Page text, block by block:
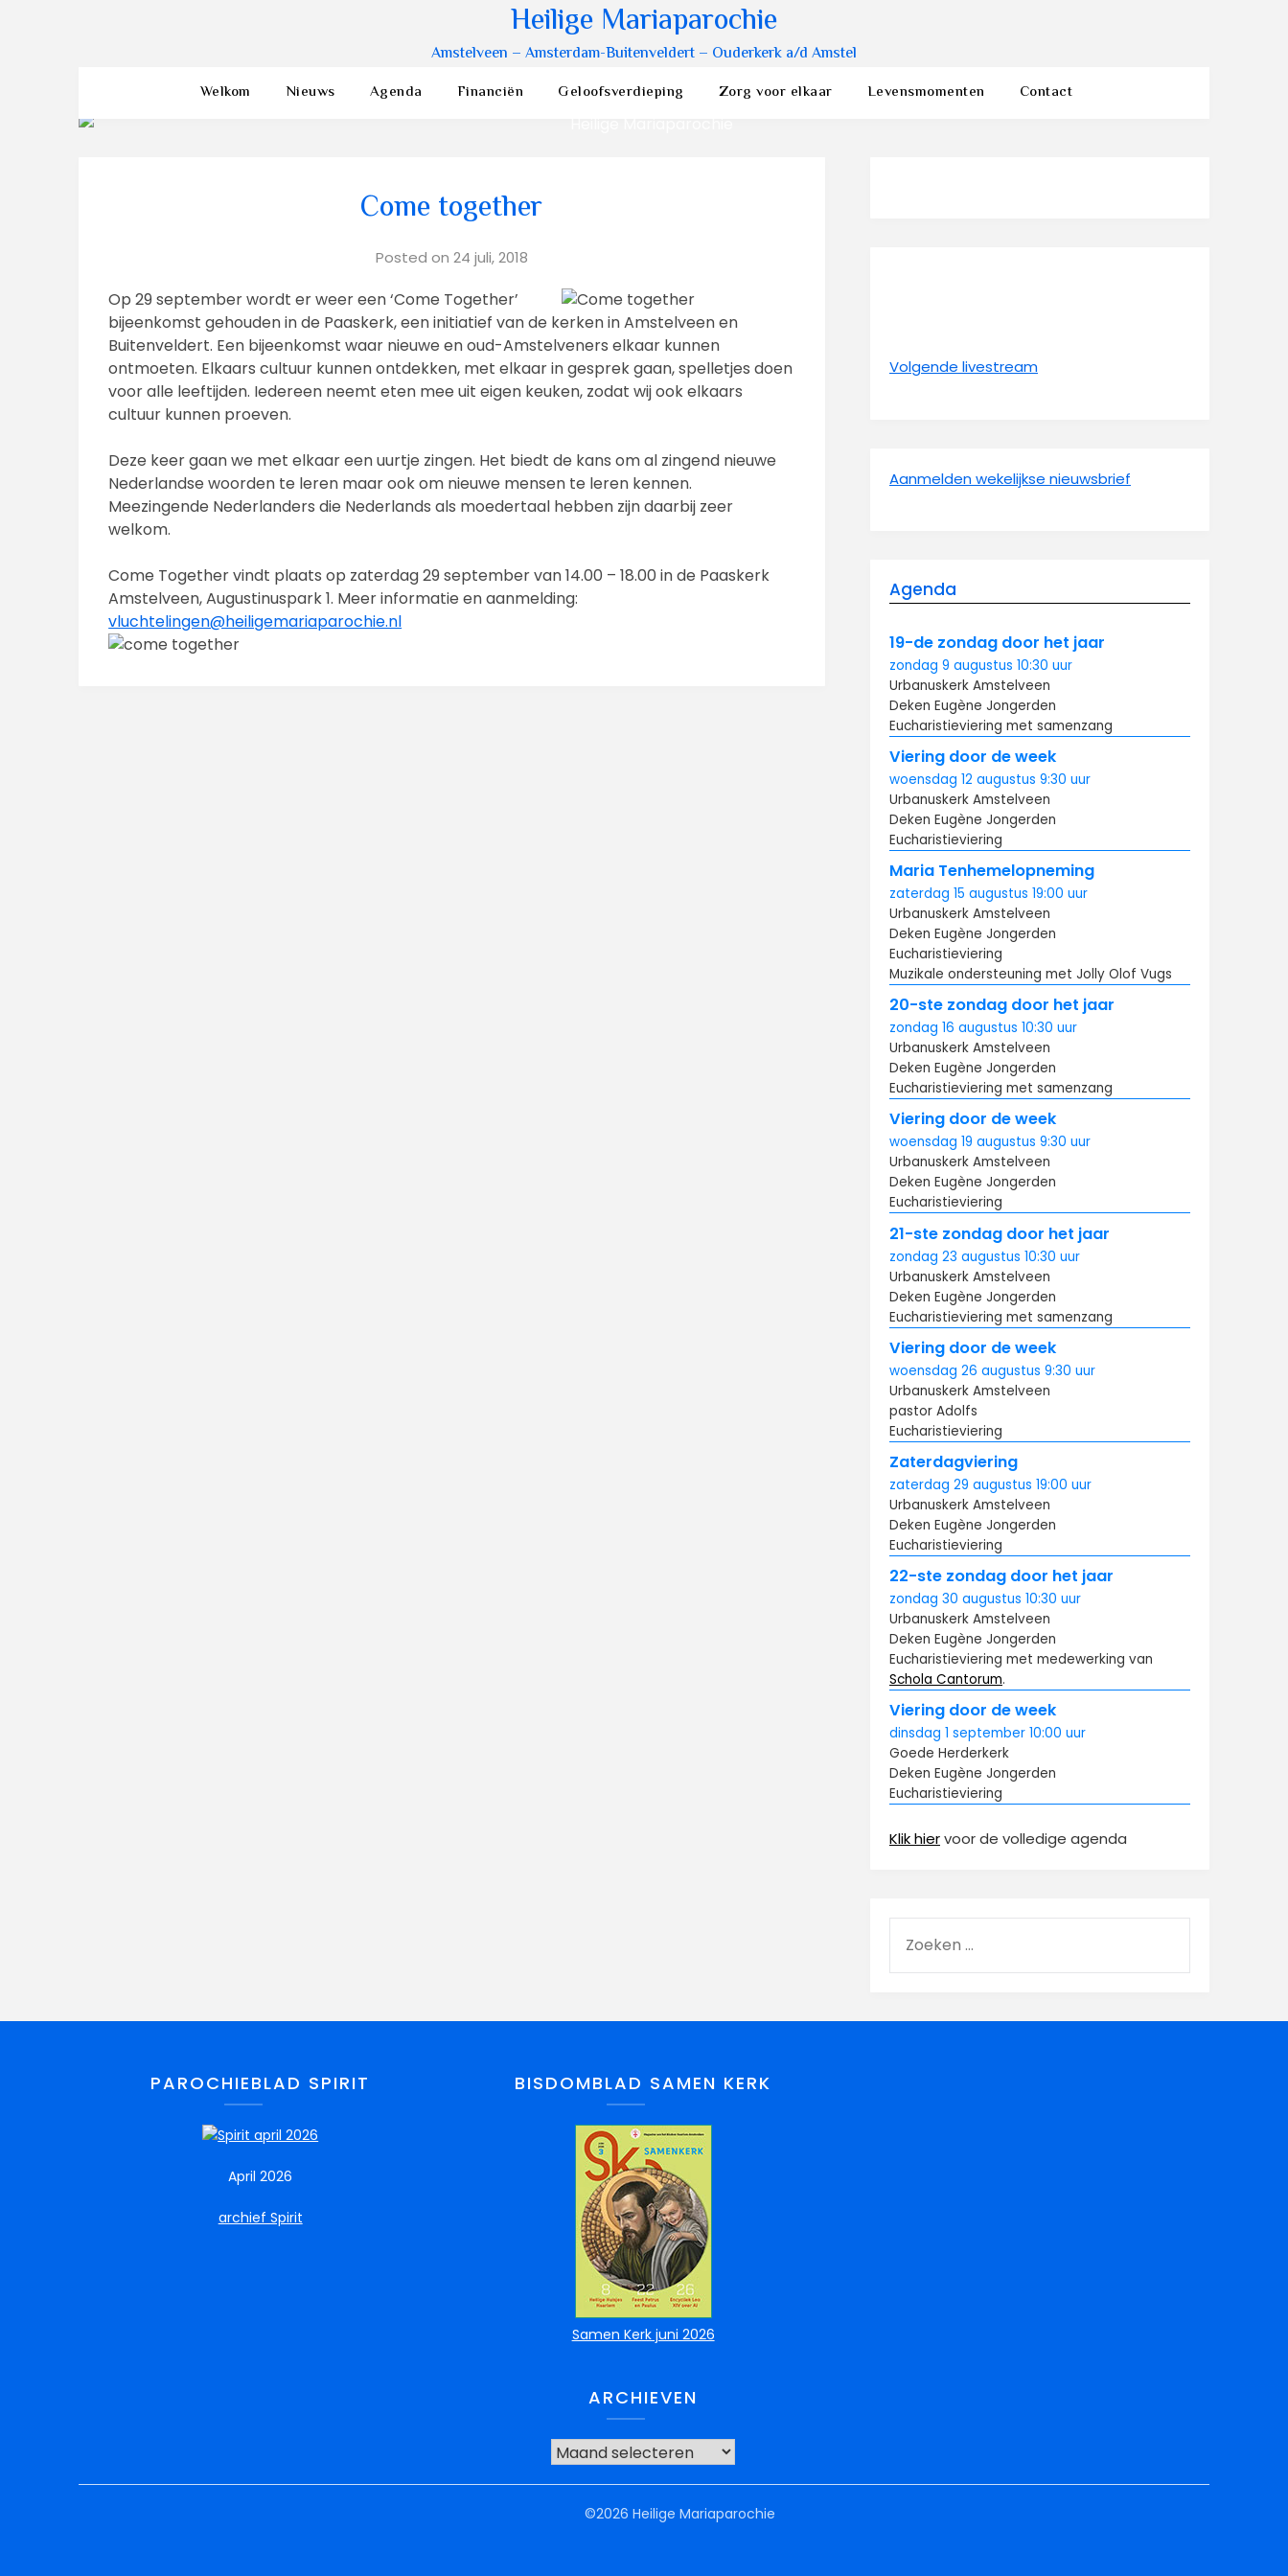
Heilige Mariaparochie
Amstelveen – Amsterdam-Buitenveldert – Ouderkerk a/d Amstel
Welkom Nieuws Agenda Financiën Geloofsverdieping Zorg voor elkaar Levensmomenten Contact
Come together
Posted on 24 juli, 2018
Op 29 september wordt er weer een ‘Come Together’
bijeenkomst gehouden in de Paaskerk, een initiatief van de kerken in Amstelveen en
Buitenveldert. Een bijeenkomst waar nieuwe en oud-Amstelveners elkaar kunnen
ontmoeten. Elkaars cultuur kunnen ontdekken, met elkaar in gesprek gaan, spelletjes doen
voor alle leeftijden. Iedereen neemt eten mee uit eigen keuken, zodat wij ook elkaars
cultuur kunnen proeven.
Deze keer gaan we met elkaar een uurtje zingen. Het biedt de kans om al zingend nieuwe
Nederlandse woorden te leren maar ook om nieuwe mensen te leren kennen.
Meezingende Nederlanders die Nederlands als moedertaal hebben zijn daarbij zeer
welkom.
Come Together vindt plaats op zaterdag 29 september van 14.00 – 18.00 in de Paaskerk
Amstelveen, Augustinuspark 1. Meer informatie en aanmelding:
vluchtelingen@heiligemariaparochie.nl
Volgende livestream
Aanmelden wekelijkse nieuwsbrief
Agenda
19-de zondag door het jaar
zondag 9 augustus 10:30 uur
Urbanuskerk Amstelveen
Deken Eugène Jongerden
Eucharistieviering met samenzang
Viering door de week
woensdag 12 augustus 9:30 uur
Urbanuskerk Amstelveen
Deken Eugène Jongerden
Eucharistieviering
Maria Tenhemelopneming
zaterdag 15 augustus 19:00 uur
Urbanuskerk Amstelveen
Deken Eugène Jongerden
Eucharistieviering
Muzikale ondersteuning met Jolly Olof Vugs
20-ste zondag door het jaar
zondag 16 augustus 10:30 uur
Urbanuskerk Amstelveen
Deken Eugène Jongerden
Eucharistieviering met samenzang
Viering door de week
woensdag 19 augustus 9:30 uur
Urbanuskerk Amstelveen
Deken Eugène Jongerden
Eucharistieviering
21-ste zondag door het jaar
zondag 23 augustus 10:30 uur
Urbanuskerk Amstelveen
Deken Eugène Jongerden
Eucharistieviering met samenzang
Viering door de week
woensdag 26 augustus 9:30 uur
Urbanuskerk Amstelveen
pastor Adolfs
Eucharistieviering
Zaterdagviering
zaterdag 29 augustus 19:00 uur
Urbanuskerk Amstelveen
Deken Eugène Jongerden
Eucharistieviering
22-ste zondag door het jaar
zondag 30 augustus 10:30 uur
Urbanuskerk Amstelveen
Deken Eugène Jongerden
Eucharistieviering met medewerking van
Schola Cantorum.
Viering door de week
dinsdag 1 september 10:00 uur
Goede Herderkerk
Deken Eugène Jongerden
Eucharistieviering
Klik hiervoor de volledige agenda
PAROCHIEBLAD SPIRIT
April 2026
archief Spirit
BISDOMBLAD SAMEN KERK
Samen Kerk juni 2026
ARCHIEVEN
©2026 Heilige Mariaparochie